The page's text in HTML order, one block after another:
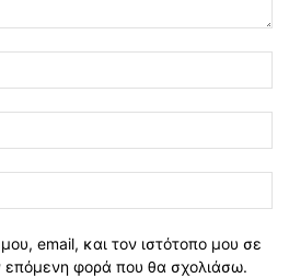
email, και τον ιστότοπο μου σε
επόμενη φορά που θα σχολιάσω.